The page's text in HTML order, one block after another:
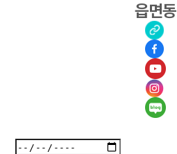
읍면동